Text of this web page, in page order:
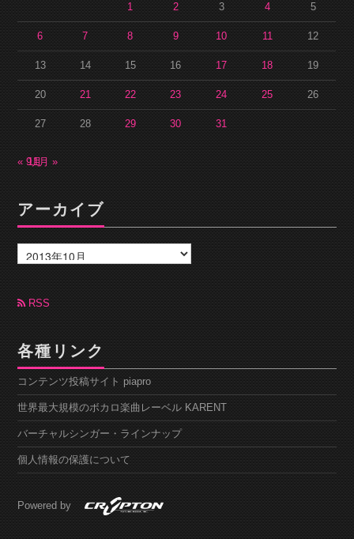
1 2 3 4 5
6 7 8 9 10 11 12
13 14 15 16 17 18 19
20 21 22 23 24 25 26
27 28 29 30 31
« 9月
11月 »
アーカイブ
ー
カ
ブ RSS
各種リンク
コンテンツ投稿サイト piapro
世界最大規模のボカロ楽曲レーベル KARENT
バーチャルシンガー・ラインナップ
個人情報の保護について
Powered by